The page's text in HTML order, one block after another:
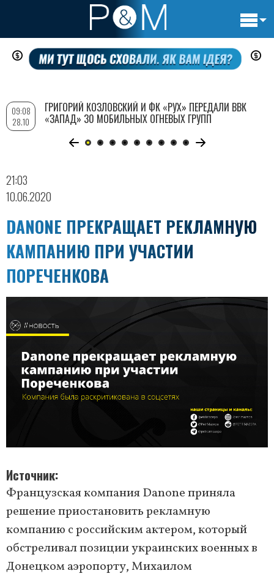
Перейти
содержанию
21:03
10.06.2020
DANONE ПРЕКРАЩАЕТ РЕКЛАМНУЮ
КАМПАНИЮ ПРИ УЧАСТИИ
ПОРЕЧЕНКОВА
Источник
Французская компания Danone приняла
решение приостановить рекламную
компанию с российским актером, который
обстреливал позиции украинских военных в
Донецком аэропорту, Михаилом
09:08
28.10
ГРИГОРИЙ КОЗЛОВСКИЙ И ФК «РУХ» ПЕРЕДАЛИ ВВК
«ЗАПАД» 30 МОБИЛЬНЫХ ОГНЕВЫХ ГРУПП